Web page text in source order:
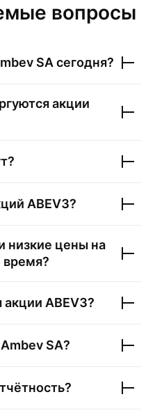
вопросы
SA сегодня?
акции
ABEV3?
низкие цены на
время?
акции ABEV3?
Ambev SA?